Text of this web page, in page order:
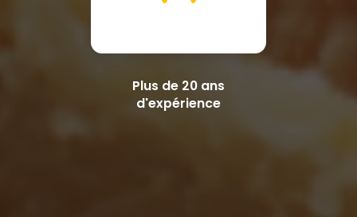
Plus de 20 ans
d'expérience